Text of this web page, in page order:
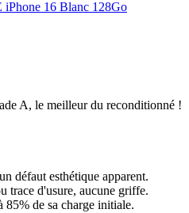
A, le meilleur du reconditionné !
défaut esthétique apparent.
trace d'usure, aucune griffe.
85% de sa charge initiale.